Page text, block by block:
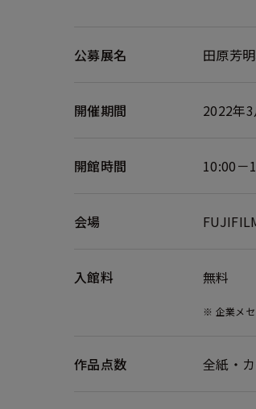
公募展名 田原芳
開催期間 2022年3
開館時間 10:00－
会場
入館料 無料
※ 企業メセ
作品点数 全紙・